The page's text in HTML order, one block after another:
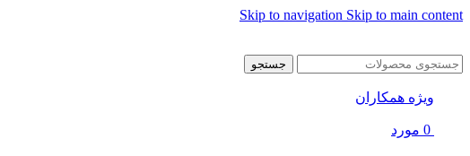
Skip to navigation Skip to main content
جستجو
ویژه همکاران
0 مورد